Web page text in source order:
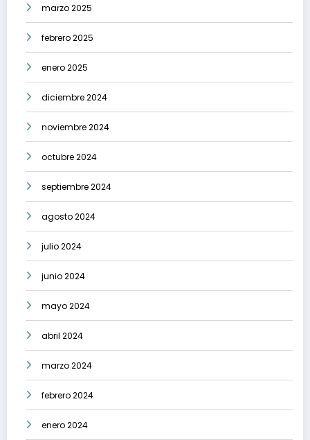
marzo 2025
febrero 2025
enero 2025
diciembre 2024
noviembre 2024
octubre 2024
septiembre 2024
agosto 2024
julio 2024
junio 2024
mayo 2024
abril 2024
marzo 2024
febrero 2024
enero 2024